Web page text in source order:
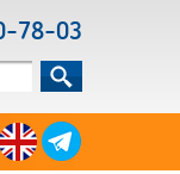
78-03